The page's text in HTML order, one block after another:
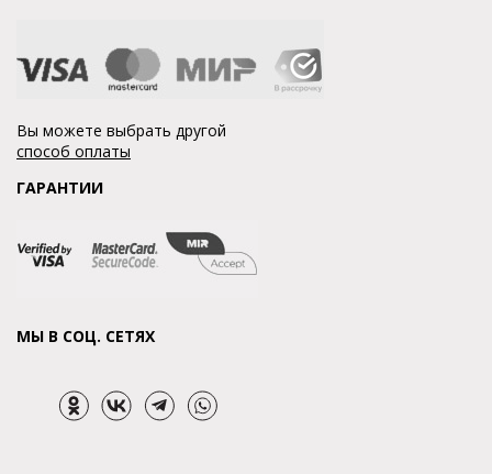
Вы можете выбрать другой
способ оплаты
ГАРАНТИИ
МЫ В СОЦ. СЕТЯХ